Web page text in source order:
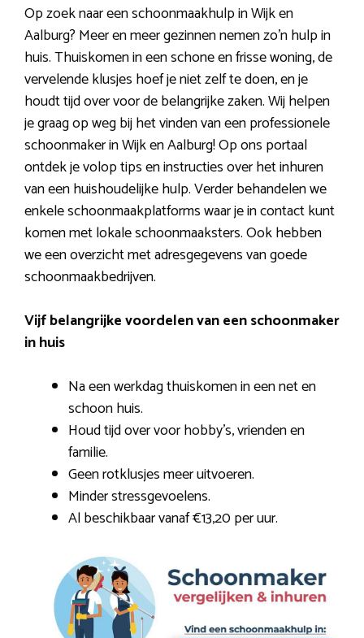
Op zoek naar een schoonmaakhulp in Wijk en
Aalburg? Meer en meer gezinnen nemen zo’n hulp in
huis. Thuiskomen in een schone en frisse woning, de
vervelende klusjes hoef je niet zelf te doen, en je
houdt tijd over voor de belangrijke zaken. Wij helpen
je graag op weg bij het vinden van een professionele
schoonmaker in Wijk en Aalburg! Op ons portaal
ontdek je volop tips en instructies over het inhuren
van een huishoudelijke hulp. Verder behandelen we
enkele schoonmaakplatforms waar je in contact kunt
komen met lokale schoonmaaksters. Ook hebben
we een overzicht met adresgegevens van goede
schoonmaakbedrijven.
Vijf belangrijke voordelen van een schoonmaker
in huis
Na een werkdag thuiskomen in een net en
schoon huis.
Houd tijd over voor hobby’s, vrienden en
familie.
Geen rotklusjes meer uitvoeren.
Minder stressgevoelens.
Al beschikbaar vanaf €13,20 per uur.